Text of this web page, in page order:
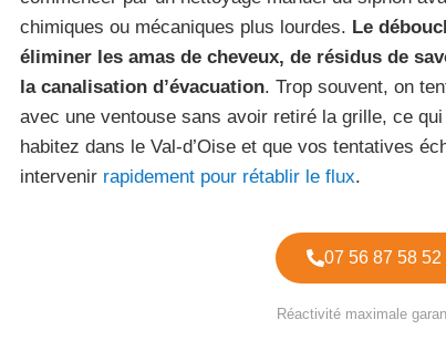
chimiques ou mécaniques plus lourdes. Le
éliminer les amas de cheveux, de résidus de
la canalisation d’évacuation. Trop souvent, on
avec une ventouse sans avoir retiré la grille, ce
habitez dans le Val-d’Oise et que vos tentatives
intervenir rapidement pour rétablir le flux.
07 56 87 58 52
Réactivité maximale